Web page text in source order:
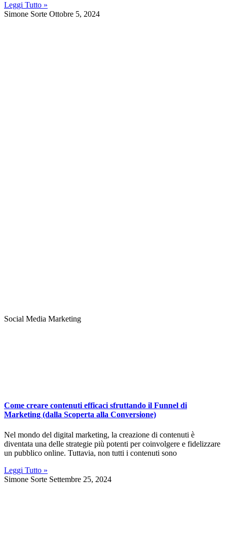
Leggi Tutto »
Simone Sorte Ottobre 5, 2024
Social Media Marketing
Come creare contenuti efficaci sfruttando il Funnel di
Marketing (dalla Scoperta alla Conversione)
Nel mondo del digital marketing, la creazione di contenuti è
diventata una delle strategie più potenti per coinvolgere e fidelizzare
un pubblico online. Tuttavia, non tutti i contenuti sono
Leggi Tutto »
Simone Sorte Settembre 25, 2024